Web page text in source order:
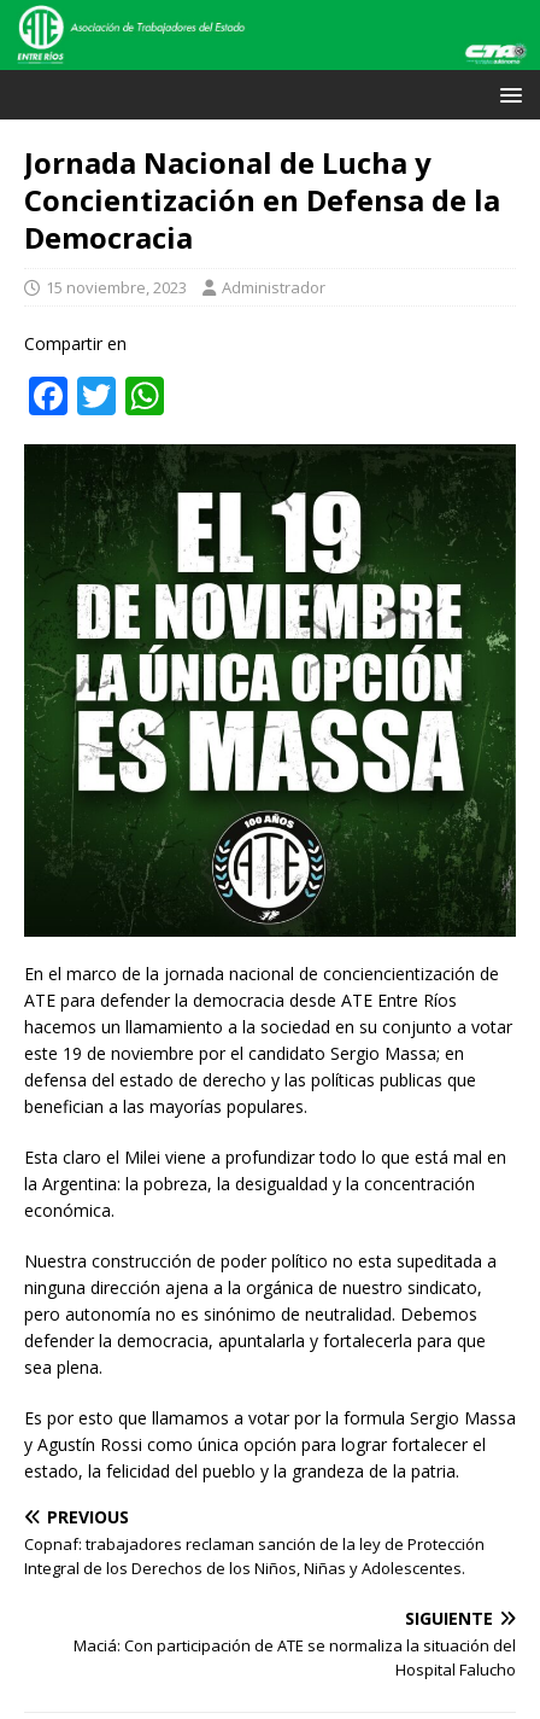
Jornada Nacional de Lucha y
Concientización en Defensa de la
Democracia
15 noviembre, 2023 Administrador
Compartir en
F
a
c
e
b
o
o
k
T
w
it
te
r
h
at
s
A
p
p
En el marco de la jornada nacional de conciencientización de
ATE para defender la democracia desde ATE Entre Ríos
hacemos un llamamiento a la sociedad en su conjunto a votar
este 19 de noviembre por el candidato Sergio Massa; en
defensa del estado de derecho y las políticas publicas que
benefician a las mayorías populares.
Esta claro el Milei viene a profundizar todo lo que está mal en
la Argentina: la pobreza, la desigualdad y la concentración
económica.
Nuestra construcción de poder político no esta supeditada a
ninguna dirección ajena a la orgánica de nuestro sindicato,
pero autonomía no es sinónimo de neutralidad. Debemos
defender la democracia, apuntalarla y fortalecerla para que
sea plena.
Es por esto que llamamos a votar por la formula Sergio Massa
y Agustín Rossi como única opción para lograr fortalecer el
estado, la felicidad del pueblo y la grandeza de la patria.
PREVIOUS
Copnaf: trabajadores reclaman sanción de la ley de Protección
Integral de los Derechos de los Niños, Niñas y Adolescentes.
SIGUIENTE
Maciá: Con participación de ATE se normaliza la situación del
Hospital Falucho